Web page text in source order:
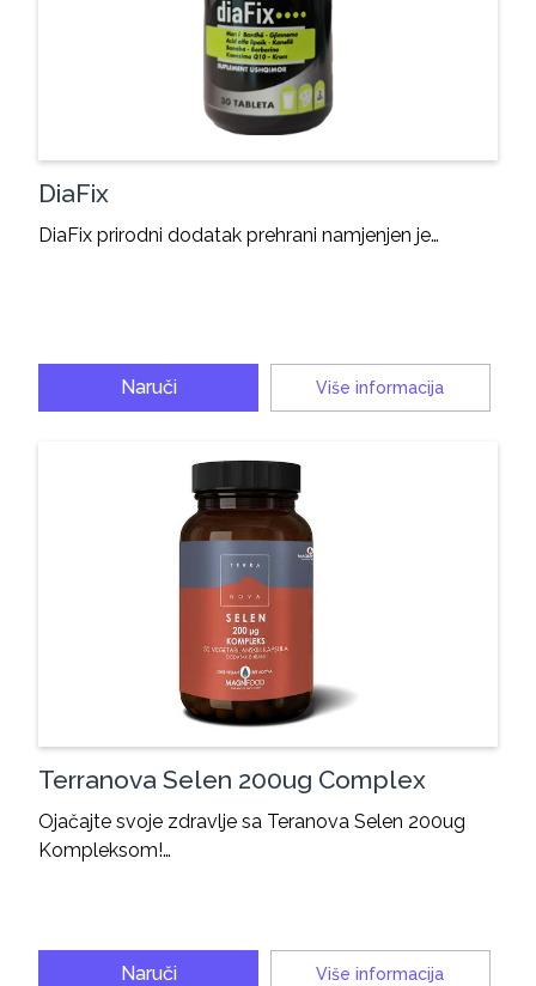
DiaFix
DiaFix prirodni dodatak prehrani namjenjen je…
Naruči Više informacija
Terranova Selen 200ug Complex
Ojačajte svoje zdravlje sa Teranova Selen 200ug
Kompleksom!…
Naruči Više informacija